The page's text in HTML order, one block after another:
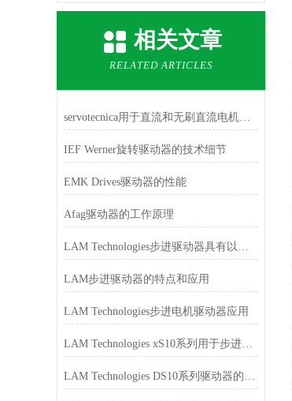
相关文章
RELATED ARTICLES
servotecnica用于直流和无刷直流电机的数字驱动器
IEF Werner旋转驱动器的技术细节
EMK Drives驱动器的性能
Afag驱动器的工作原理
LAM Technologies步进驱动器具有以下特点和功能
LAM步进驱动器的特点和应用
LAM Technologies步进电机驱动器应用
LAM Technologies xS10系列用于步进电机的微步驱动器
LAM Technologies DS10系列驱动器的不同